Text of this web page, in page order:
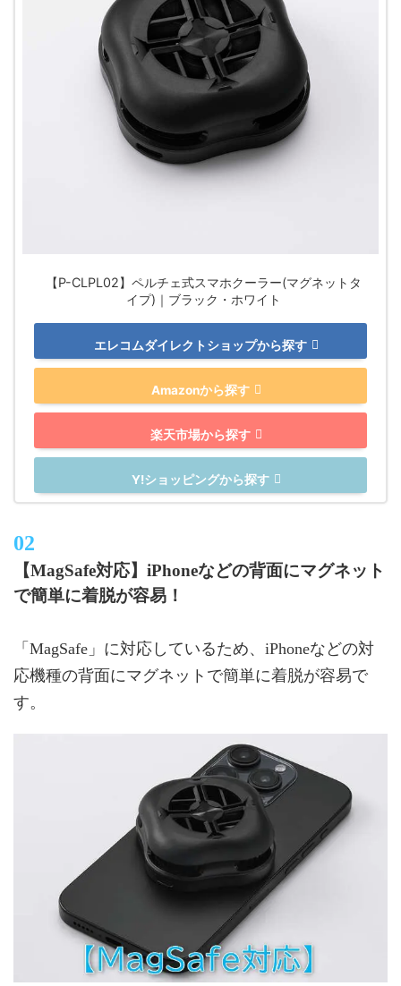
【P-CLPL02】ペルチェ式スマホクーラー(マグネットタ
イプ)｜ブラック・ホワイト
エレコムダイレクトショップから探す
Amazonから探す
楽天市場から探す
Y!ショッピングから探す
【MagSafe対応】iPhoneなどの背面にマグネット
で簡単に着脱が容易！
「MagSafe」に対応しているため、iPhoneなどの対
応機種の背面にマグネットで簡単に着脱が容易で
す。